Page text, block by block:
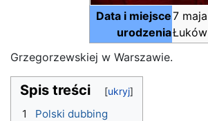
Data i miejsce
urodzenia
7 maja
Łuków
Grzegorzewskiej w Warszawie.
Spis treści
1
Polski dubbing